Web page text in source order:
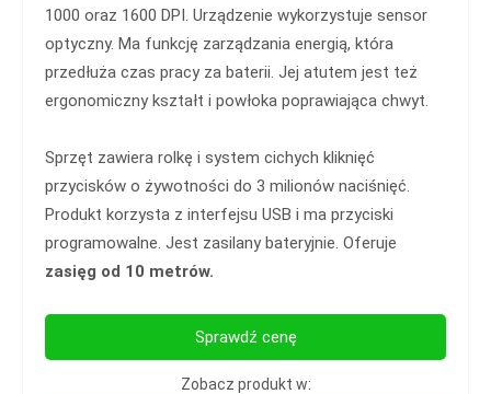
1000 oraz 1600 DPI. Urządzenie wykorzystuje sensor
optyczny. Ma funkcję zarządzania energią, która
przedłuża czas pracy za baterii. Jej atutem jest też
ergonomiczny kształt i powłoka poprawiająca chwyt.
Sprzęt zawiera rolkę i system cichych kliknięć
przycisków o żywotności do 3 milionów naciśnięć.
Produkt korzysta z interfejsu USB i ma przyciski
programowalne. Jest zasilany bateryjnie. Oferuje
zasięg od 10 metrów.
Sprawdź cenę
Zobacz produkt w: